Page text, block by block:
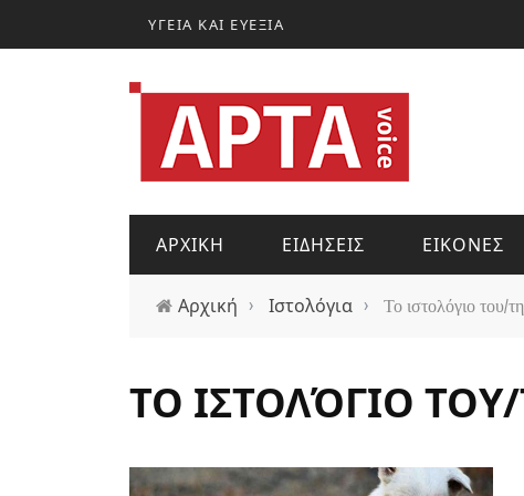
ΥΓΕΙΑ ΚΑΙ ΕΥΕΞΙΑ
ΑΡΧΙΚΗ ΕΙΔΗΣΕΙΣ ΕΙΚΟΝΕΣ
Αρχική › Ιστολόγια › Το ιστολόγιο του/
ΤΟ ΙΣΤΟΛΌΓΙΟ